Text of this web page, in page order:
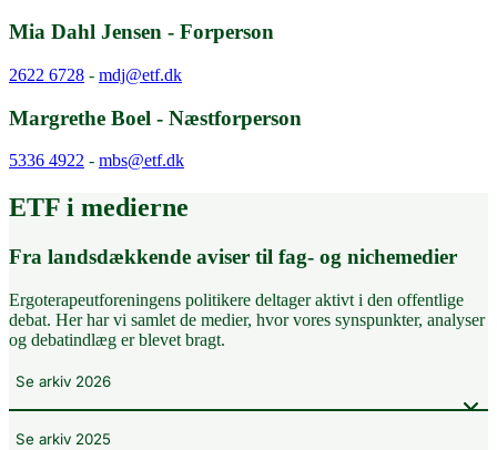
Mia Dahl Jensen - Forperson
2622 6728 - mdj@etf.dk
Margrethe Boel - Næstforperson
5336 4922 - mbs@etf.dk
ETF i medierne
Fra landsdækkende aviser til fag- og nichemedier
Ergoterapeutforeningens politikere deltager aktivt i den offentlige
debat. Her har vi samlet de medier, hvor vores synspunkter, analyser
og debatindlæg er blevet bragt.
Se arkiv 2026
Se arkiv 2025